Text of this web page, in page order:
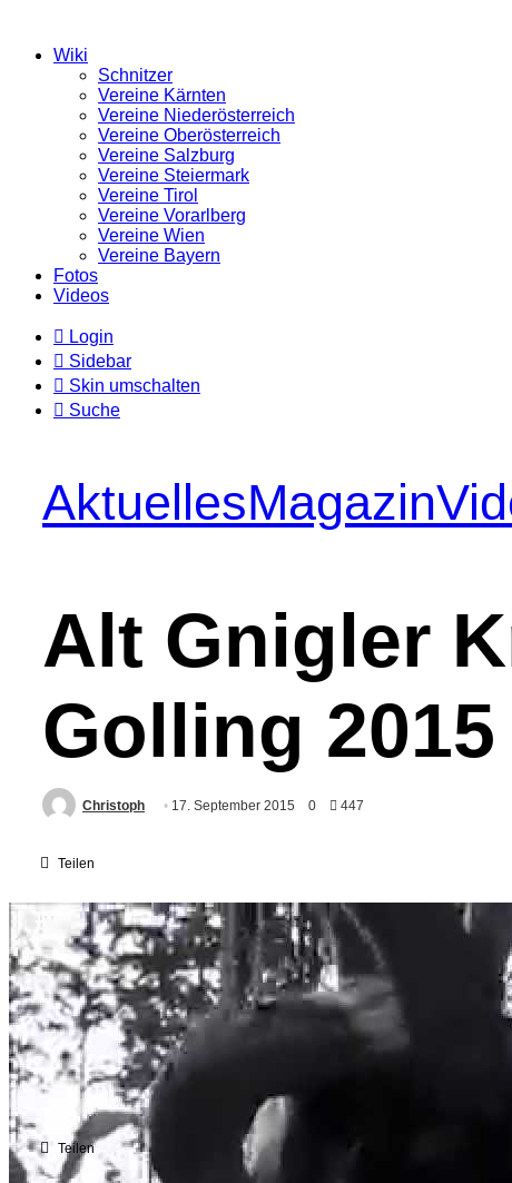
Wiki
Schnitzer
Vereine Kärnten
Vereine Niederösterreich
Vereine Oberösterreich
Vereine Salzburg
Vereine Steiermark
Vereine Tirol
Vereine Vorarlberg
Vereine Wien
Vereine Bayern
Fotos
Videos
Login
Sidebar
Skin umschalten
Suche
AktuellesMagazin
Alt Gnigler
Golling 2015
Christoph 17. September 2015 0 447
Teilen
Alt Gnigler Krampus Perchten Pass – Golling 2015
Quelle:YouTube
Teilen